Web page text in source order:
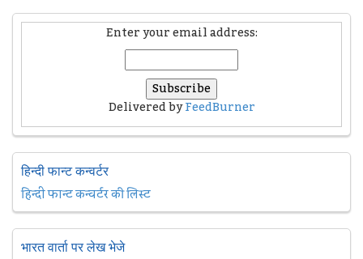
Enter your email address:
Delivered byFeedBurner
हिन्दी फान्ट कन्वर्टर
हिन्दी फान्ट कन्वर्टर की लिस्ट
भारत वार्ता पर लेख भेजे